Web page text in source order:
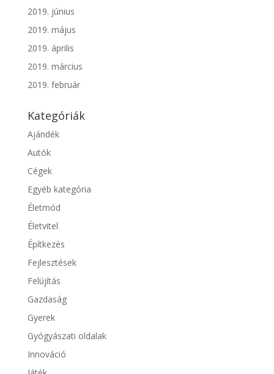
2019. június
2019. május
2019. április
2019. március
2019. február
Kategóriák
Ajándék
Autók
Cégek
Egyéb kategória
Életmód
Életvitel
Építkezés
Fejlesztések
Felújítás
Gazdaság
Gyerek
Gyógyászati oldalak
Innováció